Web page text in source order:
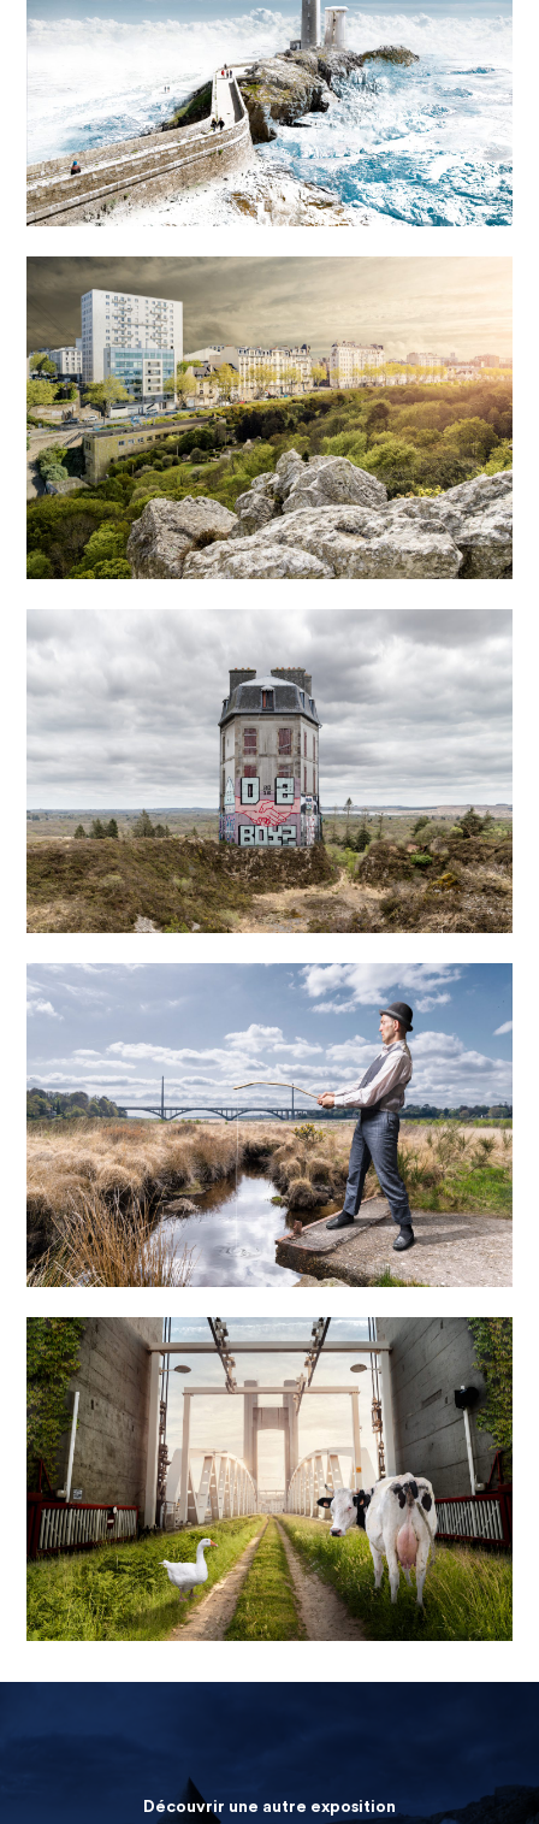
Découvrir une autre exposition